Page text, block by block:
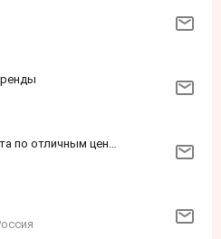
tach *Всё для ремонта по отличным ценам*